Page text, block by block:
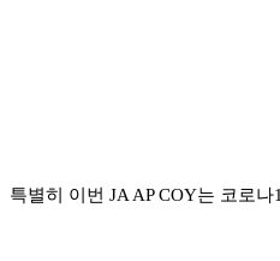
특별히 이번 JA AP COY는 코로